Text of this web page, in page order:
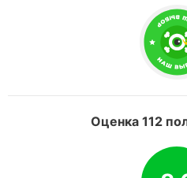
Оценка 112